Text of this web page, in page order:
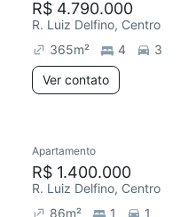
R$ 4.790.000
R. Luiz Delfino, Centro
365m² 4
3
Ver contato
Apartamento
R$ 1.400.000
R. Luiz Delfino, Centro
86m² 1 1